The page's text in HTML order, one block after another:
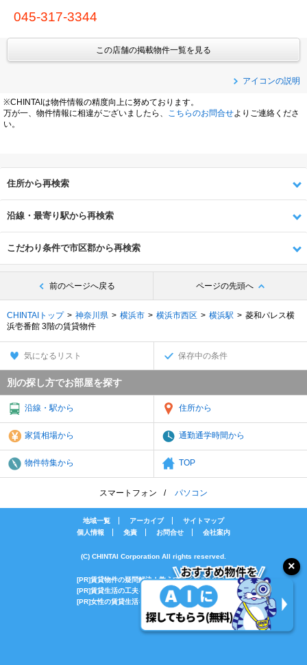
045-317-3344
この店舗の掲載物件一覧を見る
アイコンの説明
※CHINTAIは物件情報の精度向上に努めております。
万が一、物件情報に相違がございましたら、
こちらのお問合せよりご連絡くださ
い。
住所から再検索
沿線・最寄り駅から再検索
こだわり条件で市区郡から再検索
前のページへ戻る ページの先頭へ
CHINTAIトップ 神奈川県 横浜市 横浜市西区 横浜駅
菱和パレス横
浜壱番館 3階の賃貸物件
気になるリスト 保存中の条件
別の探し方でお部屋を探す
沿線・駅から 住所から
家賃相場から 通勤通学時間から
物件特集から TOP
スマートフォン パソコン
地域一覧 アーカイブ
サイトマップ
個人情報
免責 お問合せ 会社案内
(C) CHINTAI Corporation All rights reserved.
[PR]賃貸物件の疑問解決！教えてエイブルAGENT
[PR]賃貸生活の工夫を紹介！CHINTAI情報局
[PR]女性の賃貸生活を応援！Woman.CHINTAI